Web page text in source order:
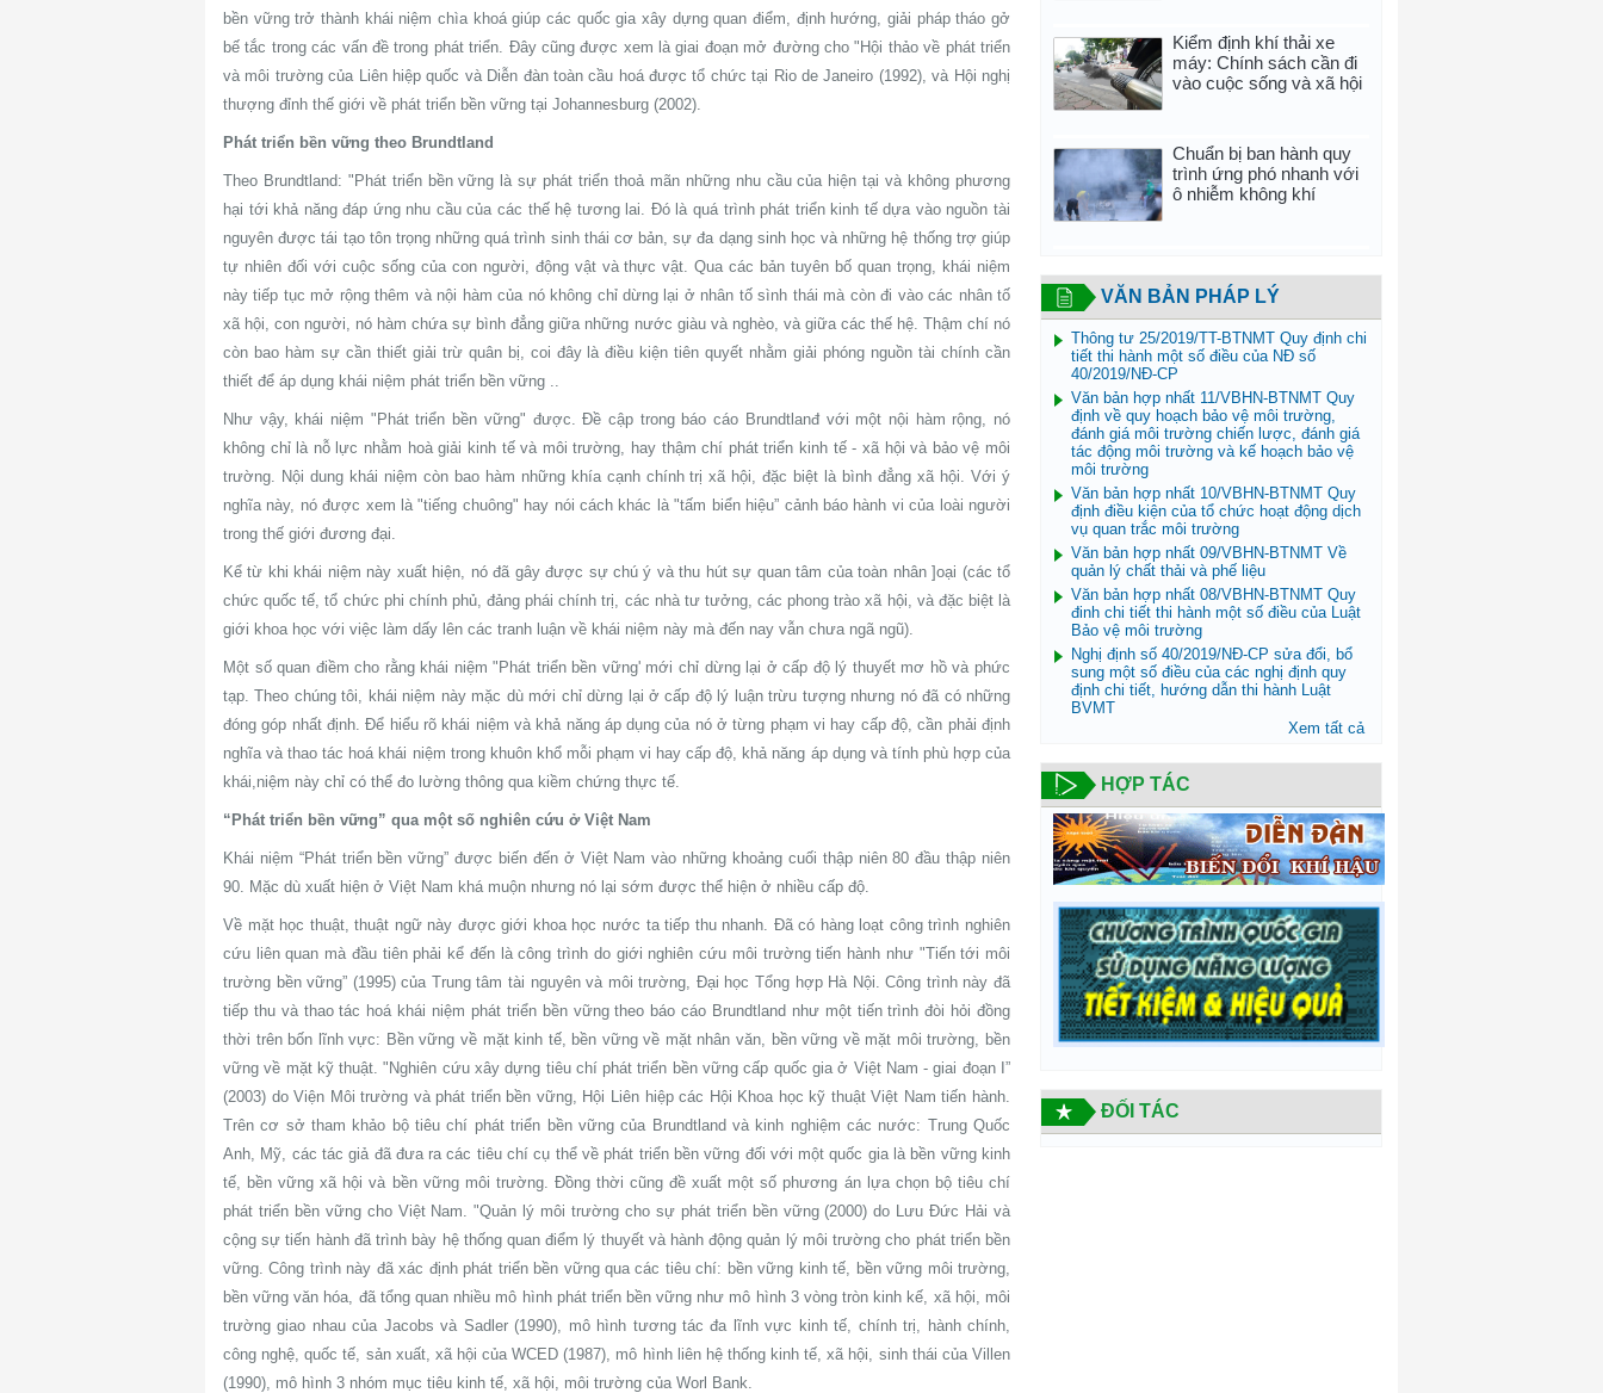
bền vững trở thành khái niệm chìa khoá giúp các quốc gia xây dựng quan điểm, định hướng, giải pháp tháo gở
bế tắc trong các vấn đề trong phát triển. Đây cũng được xem là giai đoạn mở đường cho "Hội thảo về phát triển
và môi trường của Liên hiệp quốc và Diễn đàn toàn cầu hoá được tổ chức tại Rio de Janeiro (1992), và Hội nghị
thượng đỉnh thế giới về phát triển bền vững tại Johannesburg (2002).
Phát triển bền vững theo Brundtland
Theo Brundtland: "Phát triển bền vững là sự phát triển thoả mãn những nhu cầu của hiện tại và không phương
hại tới khả năng đáp ứng nhu cầu của các thế hệ tương lai. Đó là quá trình phát triển kinh tế dựa vào nguồn tài
nguyên được tái tạo tôn trọng những quá trình sinh thái cơ bản, sự đa dạng sinh học và những hệ thống trợ giúp
tự nhiên đối với cuộc sống của con người, động vật và thực vật. Qua các bản tuyên bố quan trọng, khái niệm
này tiếp tục mở rộng thêm và nội hàm của nó không chỉ dừng lại ở nhân tố sình thái mà còn đi vào các nhân tố
xã hội, con người, nó hàm chứa sự bình đẳng giữa những nước giàu và nghèo, và giữa các thế hệ. Thậm chí nó
còn bao hàm sự cần thiết giải trừ quân bị, coi đây là điều kiện tiên quyết nhằm giải phóng nguồn tài chính cần
thiết để áp dụng khái niệm phát triển bền vững ..
Như vậy, khái niệm "Phát triển bền vững" được. Đề cập trong báo cáo Brundtlanđ với một nội hàm rộng, nó
không chỉ là nỗ lực nhằm hoà giải kinh tế và môi trường, hay thậm chí phát triển kinh tế - xã hội và bảo vệ môi
trường. Nội dung khái niệm còn bao hàm những khía cạnh chính trị xã hội, đặc biệt là bình đẳng xã hội. Với ý
nghĩa này, nó được xem là "tiếng chuông" hay nói cách khác là "tấm biển hiệu” cảnh báo hành vi của loài người
trong thế giới đương đại.
Kể từ khi khái niệm này xuất hiện, nó đã gây được sự chú ý và thu hút sự quan tâm của toàn nhân ]oại (các tổ
chức quốc tế, tổ chức phi chính phủ, đảng phái chính trị, các nhà tư tưởng, các phong trào xã hội, và đặc biệt là
giới khoa học với việc làm dấy lên các tranh luận về khái niệm này mà đến nay vẫn chưa ngã ngũ).
Một số quan điềm cho rằng khái niệm "Phát triển bền vững' mới chỉ dừng lại ở cấp độ lý thuyết mơ hồ và phức
tạp. Theo chúng tôi, khái niệm này mặc dù mới chỉ dừng lại ở cấp độ lý luận trừu tượng nhưng nó đã có những
đóng góp nhất định. Để hiểu rõ khái niệm và khả năng áp dụng của nó ở từng phạm vi hay cấp độ, cần phải định
nghĩa và thao tác hoá khái niệm trong khuôn khổ mỗi phạm vi hay cấp độ, khả năng áp dụng và tính phù hợp của
khái,niệm này chỉ có thể đo lường thông qua kiềm chứng thực tế.
“Phát triển bền vững” qua một số nghiên cứu ở Việt Nam
Khái niệm “Phát triển bền vững” được biến đến ở Việt Nam vào những khoảng cuối thập niên 80 đầu thập niên
90. Mặc dù xuất hiện ở Việt Nam khá muộn nhưng nó lại sớm được thể hiện ở nhiều cấp độ.
Về mặt học thuật, thuật ngữ này được giới khoa học nước ta tiếp thu nhanh. Đã có hàng loạt công trình nghiên
cứu liên quan mà đầu tiên phải kể đến là công trình do giới nghiên cứu môi trường tiến hành như "Tiến tới môi
trường bền vững” (1995) của Trung tâm tài nguyên và môi trường, Đại học Tổng hợp Hà Nội. Công trình này đã
tiếp thu và thao tác hoá khái niệm phát triển bền vững theo báo cáo Brundtland như một tiến trình đòi hỏi đồng
thời trên bốn lĩnh vực: Bền vững về mặt kinh tế, bền vững về mặt nhân văn, bền vững về mặt môi trường, bền
vững về mặt kỹ thuật. "Nghiên cứu xây dựng tiêu chí phát triển bền vững cấp quốc gia ở Việt Nam - giai đoạn I”
(2003) do Viện Môi trường và phát triển bền vững, Hội Liên hiệp các Hội Khoa học kỹ thuật Việt Nam tiến hành.
Trên cơ sở tham khảo bộ tiêu chí phát triển bền vững của Brundtland và kinh nghiệm các nước: Trung Quốc
Anh, Mỹ, các tác giả đã đưa ra các tiêu chí cụ thể về phát triển bền vững đối với một quốc gia là bền vững kinh
tế, bền vững xã hội và bền vững môi trường. Đồng thời cũng đề xuất một số phương án lựa chọn bộ tiêu chí
phát triển bền vững cho Việt Nam. "Quản lý môi trường cho sự phát triển bền vững (2000) do Lưu Đức Hải và
cộng sự tiến hành đã trình bày hệ thống quan điểm lý thuyết và hành động quản lý môi trường cho phát triển bền
vững. Công trình này đã xác định phát triển bền vững qua các tiêu chí: bền vững kinh tế, bền vững môi trường,
bền vững văn hóa, đã tổng quan nhiều mô hình phát triển bền vững như mô hình 3 vòng tròn kinh kế, xã hội, môi
trường giao nhau của Jacobs và Sadler (1990), mô hình tương tác đa lĩnh vực kinh tế, chính trị, hành chính,
công nghệ, quốc tế, sản xuất, xã hội của WCED (1987), mô hình liên hệ thống kinh tế, xã hội, sinh thái của Villen
(1990), mô hình 3 nhóm mục tiêu kinh tế, xã hội, môi trường của Worl Bank.
Kiểm định khí thải xe
máy: Chính sách cần đi
vào cuộc sống và xã hội
Chuẩn bị ban hành quy
trình ứng phó nhanh với
ô nhiễm không khí
VĂN BẢN PHÁP LÝ
Thông tư 25/2019/TT-BTNMT Quy định chi
tiết thi hành một số điều của NĐ số
40/2019/NĐ-CP
Văn bản hợp nhất 11/VBHN-BTNMT Quy
định về quy hoạch bảo vệ môi trường,
đánh giá môi trường chiến lược, đánh giá
tác động môi trường và kế hoạch bảo vệ
môi trường
Văn bản hợp nhất 10/VBHN-BTNMT Quy
định điều kiện của tổ chức hoạt động dịch
vụ quan trắc môi trường
Văn bản hợp nhất 09/VBHN-BTNMT Về
quản lý chất thải và phế liệu
Văn bản hợp nhất 08/VBHN-BTNMT Quy
đinh chi tiết thi hành một số điều của Luật
Bảo vệ môi trường
Nghị định số 40/2019/NĐ-CP sửa đổi, bổ
sung một số điều của các nghị định quy
định chi tiết, hướng dẫn thi hành Luật
BVMT
Xem tất cả
HỢP TÁC
ĐỐI TÁC